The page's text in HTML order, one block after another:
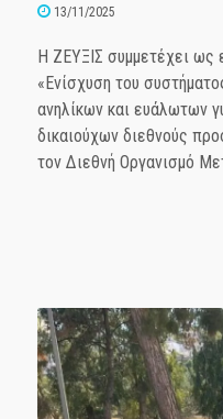
13/11/2025
Η ΖΕΥΞΙΣ συμμετέχει ως
«Ενίσχυση του
ανηλίκων και ευάλωτων
δικαιούχων διεθνούς
τον Διεθνή Οργανισμό